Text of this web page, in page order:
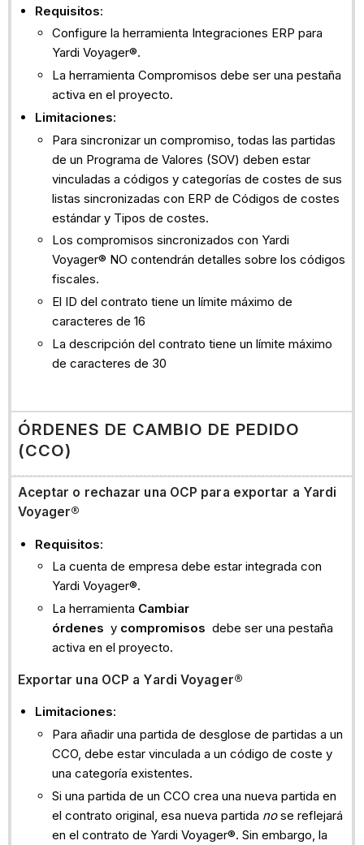
Requisitos:
Configure la herramienta Integraciones ERP para
Yardi Voyager®.
La herramienta Compromisos debe ser una pestaña
activa en el proyecto.
Limitaciones:
Para sincronizar un compromiso, todas las partidas
de un Programa de Valores (SOV) deben estar
vinculadas a códigos y categorías de costes de sus
listas sincronizadas con ERP de Códigos de costes
estándar y Tipos de costes.
Los compromisos sincronizados con Yardi
Voyager® NO contendrán detalles sobre los códigos
fiscales.
El ID del contrato tiene un límite máximo de
caracteres de 16
La descripción del contrato tiene un límite máximo
de caracteres de 30
ÓRDENES DE CAMBIO DE PEDIDO
(CCO)
Aceptar o rechazar una OCP para exportar a Yardi
Voyager®
Requisitos:
La cuenta de empresa debe estar integrada con
Yardi Voyager®.
La herramienta Cambiar
órdenes y compromisos debe ser una pestaña
activa en el proyecto.
Exportar una OCP a Yardi Voyager®
Limitaciones:
Para añadir una partida de desglose de partidas a un
CCO, debe estar vinculada a un código de coste y
una categoría existentes.
Si una partida de un CCO crea una nueva partida en
el contrato original, esa nueva partida nose reflejará
en el contrato de Yardi Voyager®. Sin embargo, la